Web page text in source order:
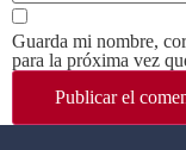
Guarda mi nombre,
para la próxima vez